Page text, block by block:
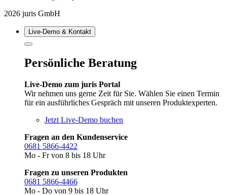
2026 juris GmbH
Live‑Demo & Kontakt
Persönliche Beratung
Live-Demo zum juris Portal
Wir nehmen uns gerne Zeit für Sie. Wählen Sie einen Termin
für ein ausführliches Gespräch mit unseren Produktexperten.
Jetzt Live-Demo buchen
Fragen an den Kundenservice
0681 5866-4422
Mo - Fr von 8 bis 18 Uhr
Fragen zu unseren Produkten
0681 5866-4466
Mo - Do von 9 bis 18 Uhr